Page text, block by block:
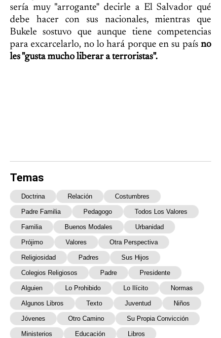
sería muy "arrogante" decirle a El Salvador qué
debe hacer con sus nacionales, mientras que
Bukele sostuvo que aunque tiene competencias
para excarcelarlo, no lo hará porque en su paísno
les "gusta mucho liberar a terroristas".
Temas
Doctrina Relación Costumbres
Padre Familia Pedagogo Todos Los Valores
Familia Buenos Modales Urbanidad
Prójimo Valores Otra Perspectiva
Religiosidad Padres Sus Hijos
Colegios Religiosos Padre Presidente
Alguien Lo Prohibido Lo Ilícito Normas
Algunos Libros Texto Juventud Niños
Jóvenes Otro Camino Su Propia Convicción
Ministerios Educación Libros